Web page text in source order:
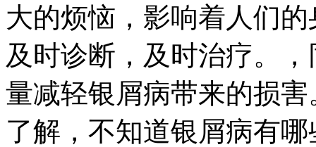
大的烦恼，影响着人们
及时诊断，及时治疗。
量减轻银屑病带来的损
了解，不知道银屑病有